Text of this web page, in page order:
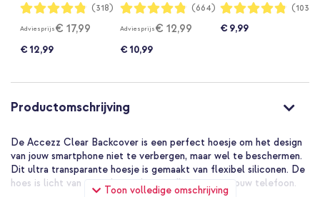
S22 Ultra -
Waardering:
96%
(318)
Adviesprijs€ 17,99
€ 12,99
koord Samsung
Zwart & Goud
Waardering:
96%
(664)
Adviesprijs€ 12,99
€ 10,99
S22 Ultra -
Waardering:
96%
(1035)
€ 9,99
Productomschrijving
Toon volledige omschrijving
De Accezz Clear Backcover is een perfect hoesje om het design
van jouw smartphone niet te verbergen, maar wel te beschermen.
Dit ultra transparante hoesje is gemaakt van flexibel siliconen. De
hoes is licht van gewicht en sluit naadloos aan op jouw telefoon.